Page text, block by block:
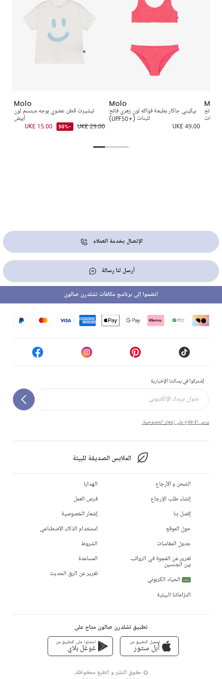
Molo
تيشيرت قطن عضوي بوجه مبتسم لون
أبيض
UK£ 29.00
-50%
UK£ 15.00
Molo
بيكيني جاكار بطبعة فواكه لون زهري فاتح
للبنات (+UPF50)
UK£ 49.00
Molo
فاتح
للبنات
الإتصال بخدمة العملاء
أرسل لنا رسالة
إشتركوا في رسالتنا الإخبارية
يرجى الاطلاع على إشعار الخصوصية.
الملابس الصديقة للبيئة
انضموا إلى برنامج مكافآت تشلدرن صالون
الشحن و الأرجاع
إنشاء طلب الإرجاع
إتصل بنا
حول الموقع
جدول المقاسات
تقرير عن الفجوة في الرواتب
بين الجنسين
جديد
الحياد الكربوني
التزاماتنا البيئية
الهدايا
فرص العمل
إشعار الخصوصية
استخدام الذكاء الاصطناعي
الشروط
المساعدة
تقرير عن الرق الحديث
تطبيق تشلدرن صالون متاح على
تحميل التطبيق من
أبل ستور
احصلوا على التطبيق من
غوغل بلاي
© حقوق النشر و الطبع محفوظة،